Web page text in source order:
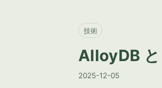
技術
AlloyDB
2025-12-05